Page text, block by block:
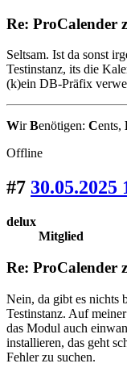
Re: ProCalender
Seltsam. Ist da sonst
Testinstanz, its die
(k)ein DB-Präfix
WirBenötigen: Cents,
Offline
#7 30.05.2025
delux
Mitglied
Re: ProCalender
Nein, da gibt es nichts
Testinstanz. Auf
das Modul auch
installieren, das geht
Fehler zu suchen.